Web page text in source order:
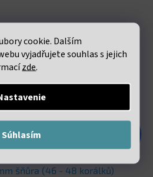
cookie. Dalším
vyjadřujete souhlas s jejich
zde.
Súhlasím
šňůra (46 - 48 korálků)